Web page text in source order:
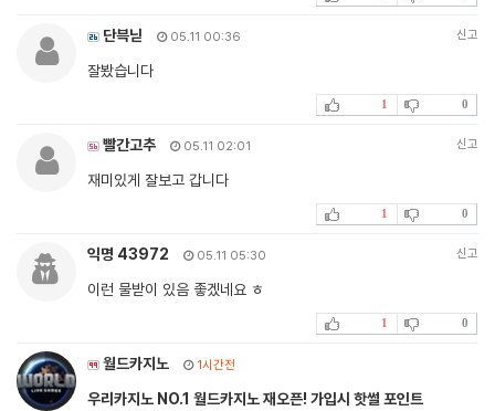
단븍닏 05.11 00:36 신고
잘봤습니다
1 0
빨간고추 05.11 02:01 신고
재미있게 잘보고 갑니다
1 0
익명 43972 05.11 05:30 신고
이런 물받이 있음 좋겠네요 ㅎ
1 0
월드카지노 1시간전
우리카지노 NO.1 월드카지노 재오픈! 가입시 핫썰 포인트